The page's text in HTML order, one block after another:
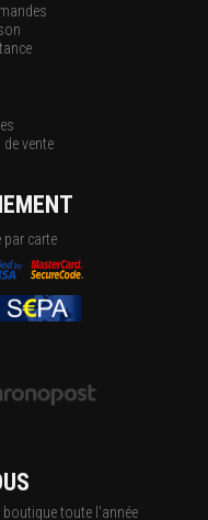
vente
par carte
toute l'année